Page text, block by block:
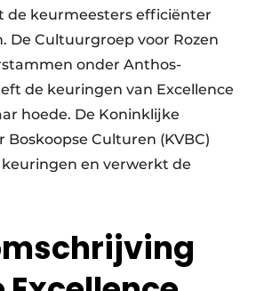
de keurmeesters efficiënter
De Cultuurgroep voor Rozen
onder Anthos-
de keuringen van Excellence
hoede. De Koninklijke
Boskoopse Culturen (KVBC)
en verwerkt de